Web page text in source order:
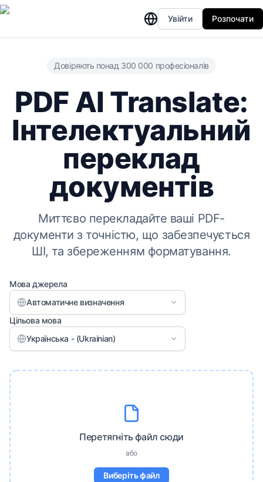
Увійти Розпочати
Довіряють понад 300 000 професіоналів
PDF AI Translate:
Інтелектуальний
переклад
документів
Миттєво перекладайте ваші PDF-
документи з точністю, що забезпечується
ШІ, та збереженням форматування.
Мова джерела
Автоматичне визначення
Цільова мова
Українська - (Ukrainian)
Перетягніть файл сюди
або
Виберіть файл